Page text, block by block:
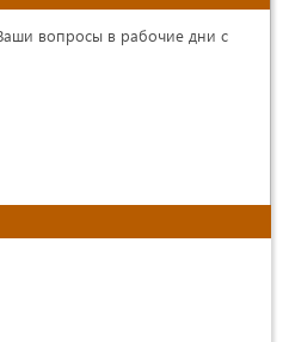
вопросы в рабочие дни с